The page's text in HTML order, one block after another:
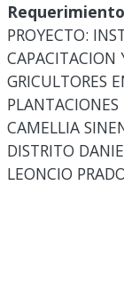
PROYECTO:
CAPACITACION
GRICULTORES
CAMELLIA
DISTRITO
LEONCIO